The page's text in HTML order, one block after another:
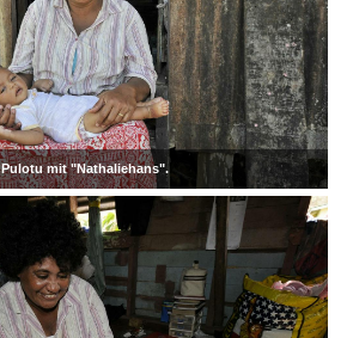
Pulotu mit "Nathaliehans".